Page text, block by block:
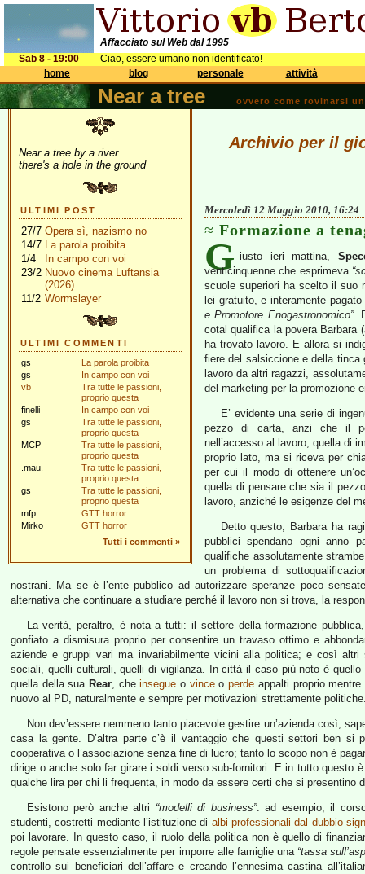
Affacciato sul Web dal 1995
Sab 8 - 19:00
Ciao, essere umano non identificato!
home
blog personale attività
Near a tree ovvero come rovinarsi
Near a tree by a river
there's a hole in the ground
ULTIMI POST
27/7 Opera sì, nazismo no
14/7 La parola proibita
1/4
In campo con voi
23/2 Nuovo cinema Luftansia
(2026)
11/2 Wormslayer
ULTIMI COMMENTI
gs
La parola proibita
gs
In campo con voi
vb
Tra tutte le passioni,
proprio questa
finelli
In campo con voi
gs
Tra tutte le passioni,
proprio questa
MCP
Tra tutte le passioni,
proprio questa
.mau.
Tra tutte le passioni,
proprio questa
gs
Tra tutte le passioni,
proprio questa
mfp
GTT horror
Mirko
GTT horror
Tutti i commenti »
Archivio per il
Mercoledì 12 Maggio 2010, 16:24
Formazione a
G iusto ieri mattina,
venticinquenne che esprimeva
scuole superiori ha scelto il suo
lei gratuito, e interamente
e Promotore Enogastronomico”.
cotal qualifica la povera Barbara
ha trovato lavoro. E allora si
fiere del salsiccione e della tinca
lavoro da altri ragazzi,
del marketing per la promozione
E’ evidente una serie di
pezzo di carta, anzi che il
nell’accesso al lavoro; quella di
proprio lato, ma si riceva per
per cui il modo di ottenere
quella di pensare che sia il
lavoro, anziché le esigenze del
Detto questo, Barbara ha
pubblici spendano ogni anno
qualifiche assolutamente
un problema di
nostrani. Ma se è l’ente pubblico ad autorizzare speranze poco
alternativa che continuare a studiare perché il lavoro non si trova, la
La verità, peraltro, è nota a tutti: il settore della formazione
gonfiato a dismisura proprio per consentire un travaso ottimo e
aziende e gruppi vari ma invariabilmente vicini alla politica; e così
sociali, quelli culturali, quelli di vigilanza. In città il caso più noto è
quella della sua Rear, cheinsegue o vinceoperde appalti proprio
nuovo al PD, naturalmente e sempre per motivazioni strettamente
Non dev’essere nemmeno tanto piacevole gestire un’azienda così,
casa la gente. D’altra parte c’è il vantaggio che questi settori ben si
cooperativa o l’associazione senza fine di lucro; tanto lo scopo non è
dirige o anche solo far girare i soldi verso sub-fornitori. E in tutto questo
qualche lira per chi li frequenta, in modo da essere certi che si presentino
Esistono però anche altri “modelli di business”: ad esempio, il
studenti, costretti mediante l’istituzione di albi professionali dal dubbio
poi lavorare. In questo caso, il ruolo della politica non è quello di
regole pensate essenzialmente per imporre alle famiglie una “tassa
controllo sui beneficiari dell’affare e creando l’ennesima castina